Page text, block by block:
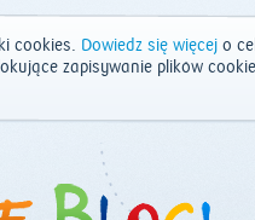
cookies. Dowiedz się więcejo
zapisywanie plików